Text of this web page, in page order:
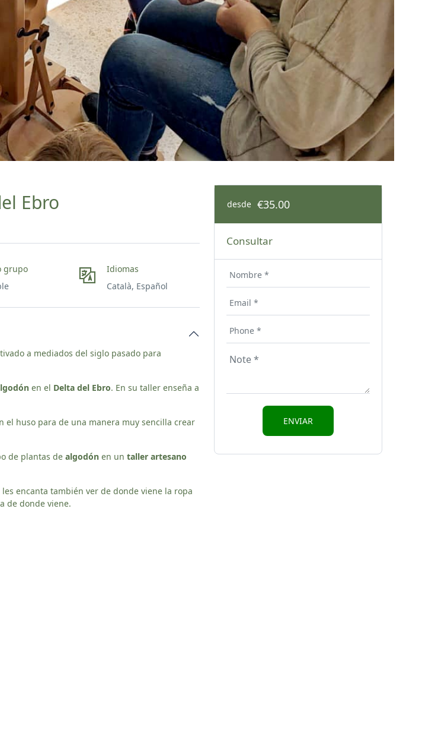
Ebro
grupo
Idiomas
Català, Español
a mediados del siglo pasado para
en el Delta del Ebro. En su taller enseña a
el huso para de una manera muy sencilla crear
de plantas de algodón en un taller artesano
les encanta también ver de donde viene la ropa
de donde viene.
desde €35.00
Consultar